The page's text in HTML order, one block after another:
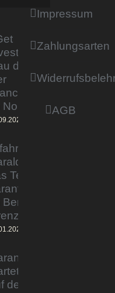
by
direkt«:
Experte
Wesely stärkt
Team von
Vermittlerplattform
deutschem
Impressum
Zahlungsarten
AGB